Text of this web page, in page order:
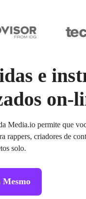
e
on-
Media.io permite que
rappers, criadores de
solo.